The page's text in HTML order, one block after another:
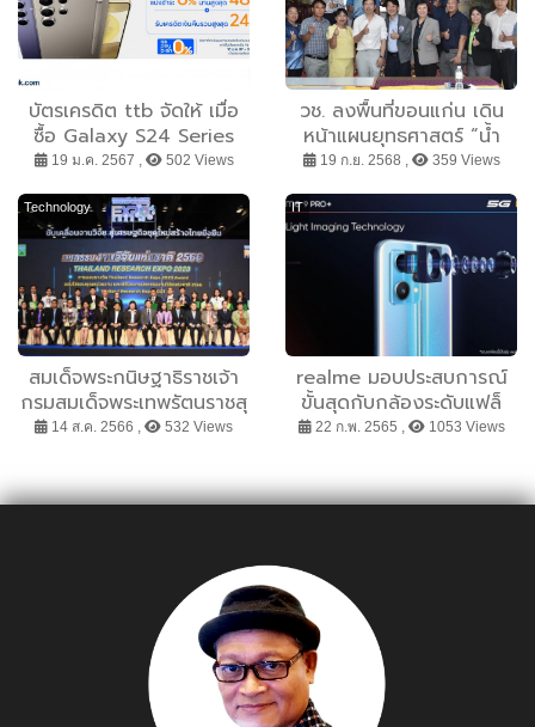
บัตรเครดิต ttb จัดให้ เมื่อ
ซื้อ Galaxy S24 Series
แบ่งชำระ 0% นานสูงสุด 48
เดือนพร้อมรับเครดิตเงินคืน
รวมสูงสุด 24%
19 ม.ค. 2567 , 502 Views
วช. ลงพื้นที่ขอนแก่น เดิน
หน้าแผนยุทธศาสตร์ “น้ำ
มั่นคง ไม่ท่วม ไม่แล้ง” เสริม
ความยั่งยืนภาคอีสาน
19 ก.ย. 2568 , 359 Views
Technology
สมเด็จพระกนิษฐาธิราชเจ้า
กรมสมเด็จพระเทพรัตนราชสุ
ดาฯ สยามบรมราชกุมารี
มทร.อีสาน ในงานมหกรรม
14 ส.ค. 2566 , 532 Views
IT
realme มอบประสบการณ์
ขั้นสุดกับกล้องระดับแฟล็
กชิปใน realme 9 Pro+ กับ
เซ็นเซอร์ Sony IMX766,
22 ก.พ. 2565 , 1053 Views